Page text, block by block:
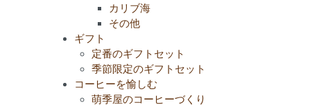
カリブ海
その他
ギフト
定番のギフトセット
季節限定のギフトセット
コーヒーを愉しむ
萌季屋のコーヒーづくり